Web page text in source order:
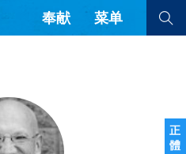
正
體
奉献 菜单
访谈
全部
全部